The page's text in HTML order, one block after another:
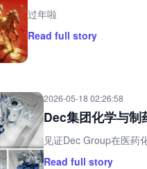
过年啦
Read full story
2026-05-18 02:26:58
Dec集团化学与制
见证Dec Group在医药
Read full story